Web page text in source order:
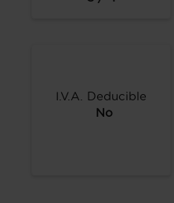
I.V.A. Deducible
No